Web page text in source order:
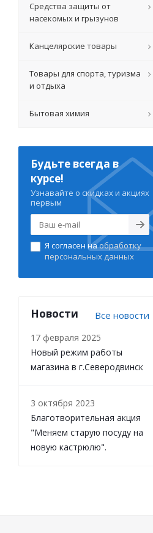
Средства защиты от
насекомых и грызунов
Канцелярские товары
Товары для спорта, туризма
и отдыха
Бытовая химия
Будьте всегда в
курсе!
Узнавайте о скидках и акциях
первым
Я согласен наобработку
персональных данных
Новости Все новости
17 февраля 2025
Новый режим работы
магазина в г.Северодвинск
3 октября 2023
Благотворительная акция
"Меняем старую посуду на
новую кастрюлю".